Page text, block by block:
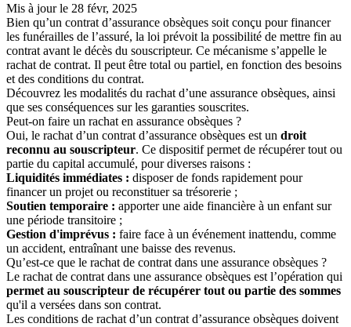
Mis à jour le 28 févr, 2025
Bien qu’un contrat d’assurance obsèques soit conçu pour financer
les funérailles de l’assuré, la loi prévoit la possibilité de mettre fin au
contrat avant le décès du souscripteur. Ce mécanisme s’appelle le
rachat de contrat. Il peut être total ou partiel, en fonction des besoins
et des conditions du contrat.
Découvrez les modalités du rachat d’une assurance obsèques, ainsi
que ses conséquences sur les garanties souscrites.
Peut-on faire un rachat en assurance obsèques ?
Oui, le rachat d’un contrat d’assurance obsèques est un droit
reconnu au souscripteur. Ce dispositif permet de récupérer tout ou
partie du capital accumulé, pour diverses raisons :
Liquidités immédiates : disposer de fonds rapidement pour
financer un projet ou reconstituer sa trésorerie ;
Soutien temporaire : apporter une aide financière à un enfant sur
une période transitoire ;
Gestion d'imprévus : faire face à un événement inattendu, comme
un accident, entraînant une baisse des revenus.
Qu’est-ce que le rachat de contrat dans une assurance obsèques ?
Le rachat de contrat dans une assurance obsèques est l’opération qui
permet au souscripteur de récupérer tout ou partie des sommes
qu'il a versées dans son contrat.
Les conditions de rachat d’un contrat d’assurance obsèques doivent